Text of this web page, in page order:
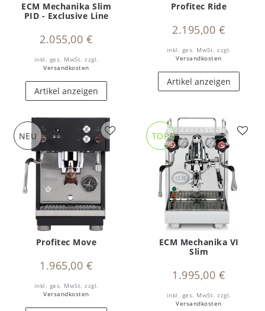
ECM Mechanika Slim
PID - Exclusive Line
2.055,00 €
inkl. ges. MwSt. zzgl.
Versandkosten
Artikel anzeigen
Profitec Ride
2.195,00 €
inkl. ges. MwSt. zzgl.
Versandkosten
Artikel anzeigen
NEU
Profitec Move
1.965,00 €
inkl. ges. MwSt. zzgl.
Versandkosten
TOP
ECM Mechanika VI
Slim
1.995,00 €
inkl. ges. MwSt. zzgl.
Versandkosten